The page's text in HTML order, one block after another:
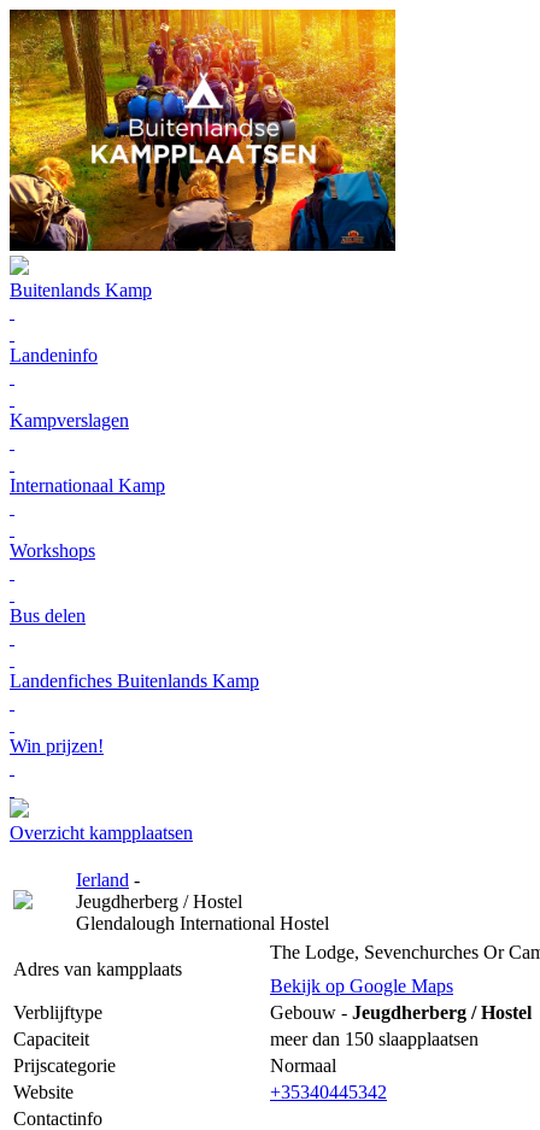
Buitenlands Kamp
Landeninfo
Kampverslagen
Internationaal Kamp
Workshops
Bus delen
Landenfiches Buitenlands Kamp
Win prijzen!
Overzicht kampplaatsen
Ierland -
Jeugdherberg / Hostel
Glendalough International Hostel
Adres van kampplaats
The Lodge, Sevenchurches Or
Bekijk op Google Maps
Verblijftype
Gebouw - Jeugdherberg / Hostel
Capaciteit
meer dan 150 slaapplaatsen
Prijscategorie
Normaal
Website
+35340445342
Contactinfo